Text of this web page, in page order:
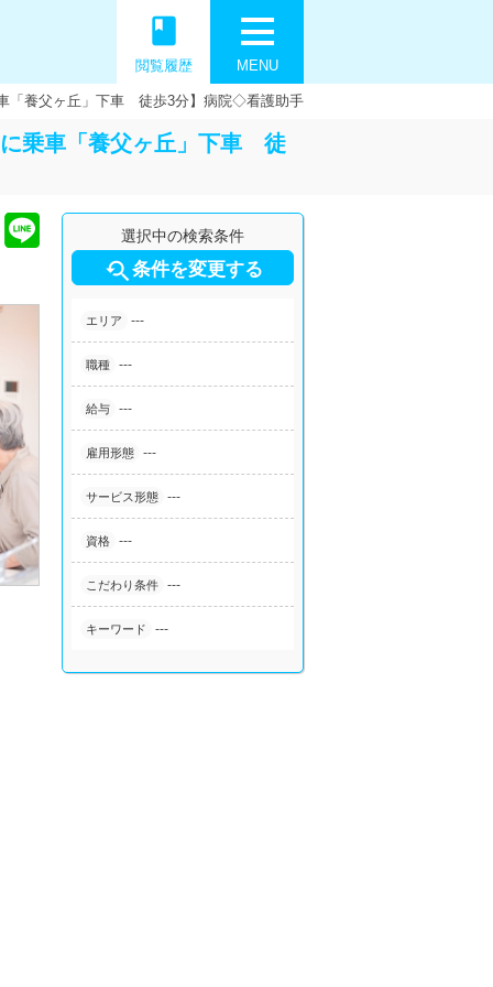
MENU
book
閲覧履歴
「養父ヶ丘」下車 徒歩3分】病院◇看護助手
に乗車「養父ヶ丘」下車 徒
選択中の検索条件
条件を変更する
エリア ---
職種 ---
給与 ---
雇用形態 ---
サービス形態 ---
資格 ---
こだわり条件 ---
キーワード ---